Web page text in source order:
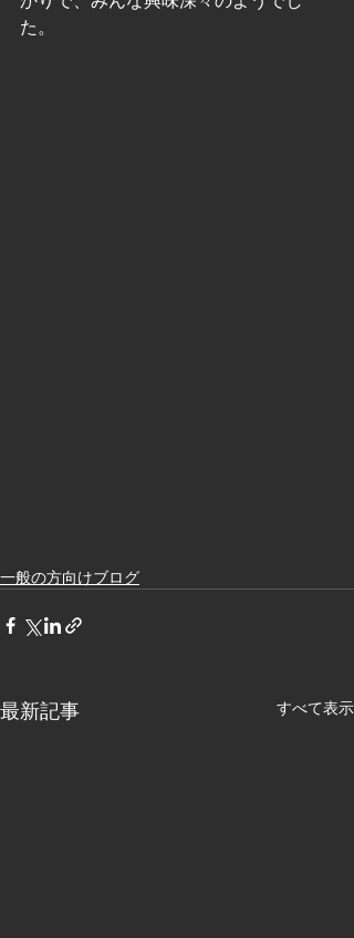
た。
一般の方向けブログ
最新記事 すべて表示